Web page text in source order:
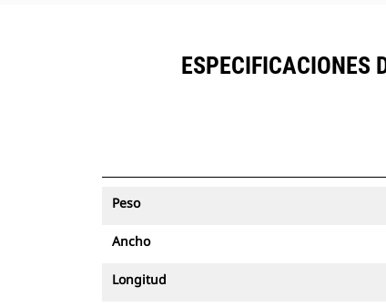
ESPECIFICACIONES
Peso
Ancho
Longitud